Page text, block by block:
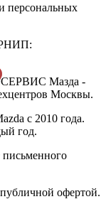
персональных
Мазда -
Москвы.
с 2010 года.
год.
офертой.